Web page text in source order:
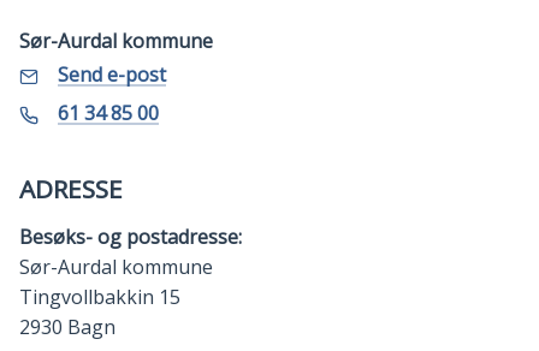
Sør-Aurdal kommune
E-
post
Send e-posttil
Sør-
Telefon
61 34 85 00
ADRESSE
Besøks- og postadresse:
Sør-Aurdal kommune
Tingvollbakkin 15
2930 Bagn